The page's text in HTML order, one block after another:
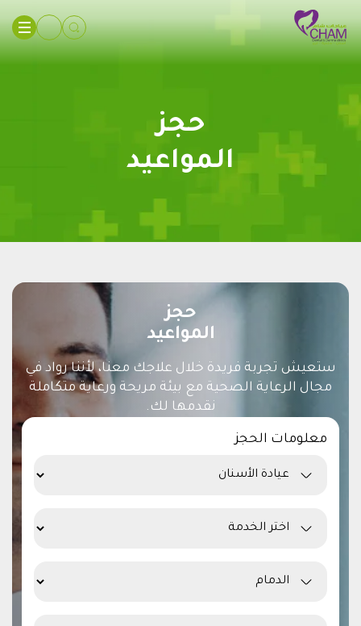
حجز
المواعيد
حجز
المواعيد
ستعيش تجربة فريدة خلال علاجك معنا، لأننا رواد في
مجال الرعاية الصحية مع بيئة مريحة ورعاية متكاملة
نقدمها لك.
معلومات الحجز